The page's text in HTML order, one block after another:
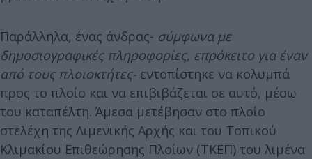
Παράλληλα, ένας άνδρας- σύμφωνα με
δημοσιογραφικές πληροφορίες, επρόκειτο για έναν
από τους πλοιοκτήτες- εντοπίστηκε να κολυμπά
προς το πλοίο και να επιβιβάζεται σε αυτό, μέσω
του καταπέλτη. Άμεσα μετέβησαν στο πλοίο
στελέχη της Λιμενικής Αρχής και του Τοπικού
Κλιμακίου Επιθεώρησης Πλοίων (ΤΚΕΠ) του λιμένα